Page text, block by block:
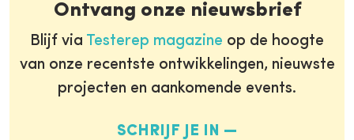
Ontvang onze nieuwsbrief
Blijf via Testerep magazine op de hoogte
van onze recentste ontwikkelingen, nieuwste
projecten en aankomende events.
SCHRIJF JE IN